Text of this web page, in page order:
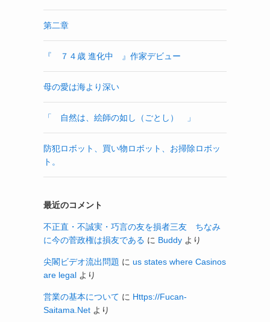
第二章
『 ７４歳 進化中 』作家デビュー
母の愛は海より深い
「 自然は、絵師の如し（ごとし） 」
防犯ロボット、買い物ロボット、お掃除ロボッ
ト。
最近のコメント
不正直・不誠実・巧言の友を損者三友 ちなみ
に今の菅政権は損友である に Buddy より
尖閣ビデオ流出問題 に us states where Casinos
are legal より
営業の基本について に Https://Fucan-
Saitama.Net より